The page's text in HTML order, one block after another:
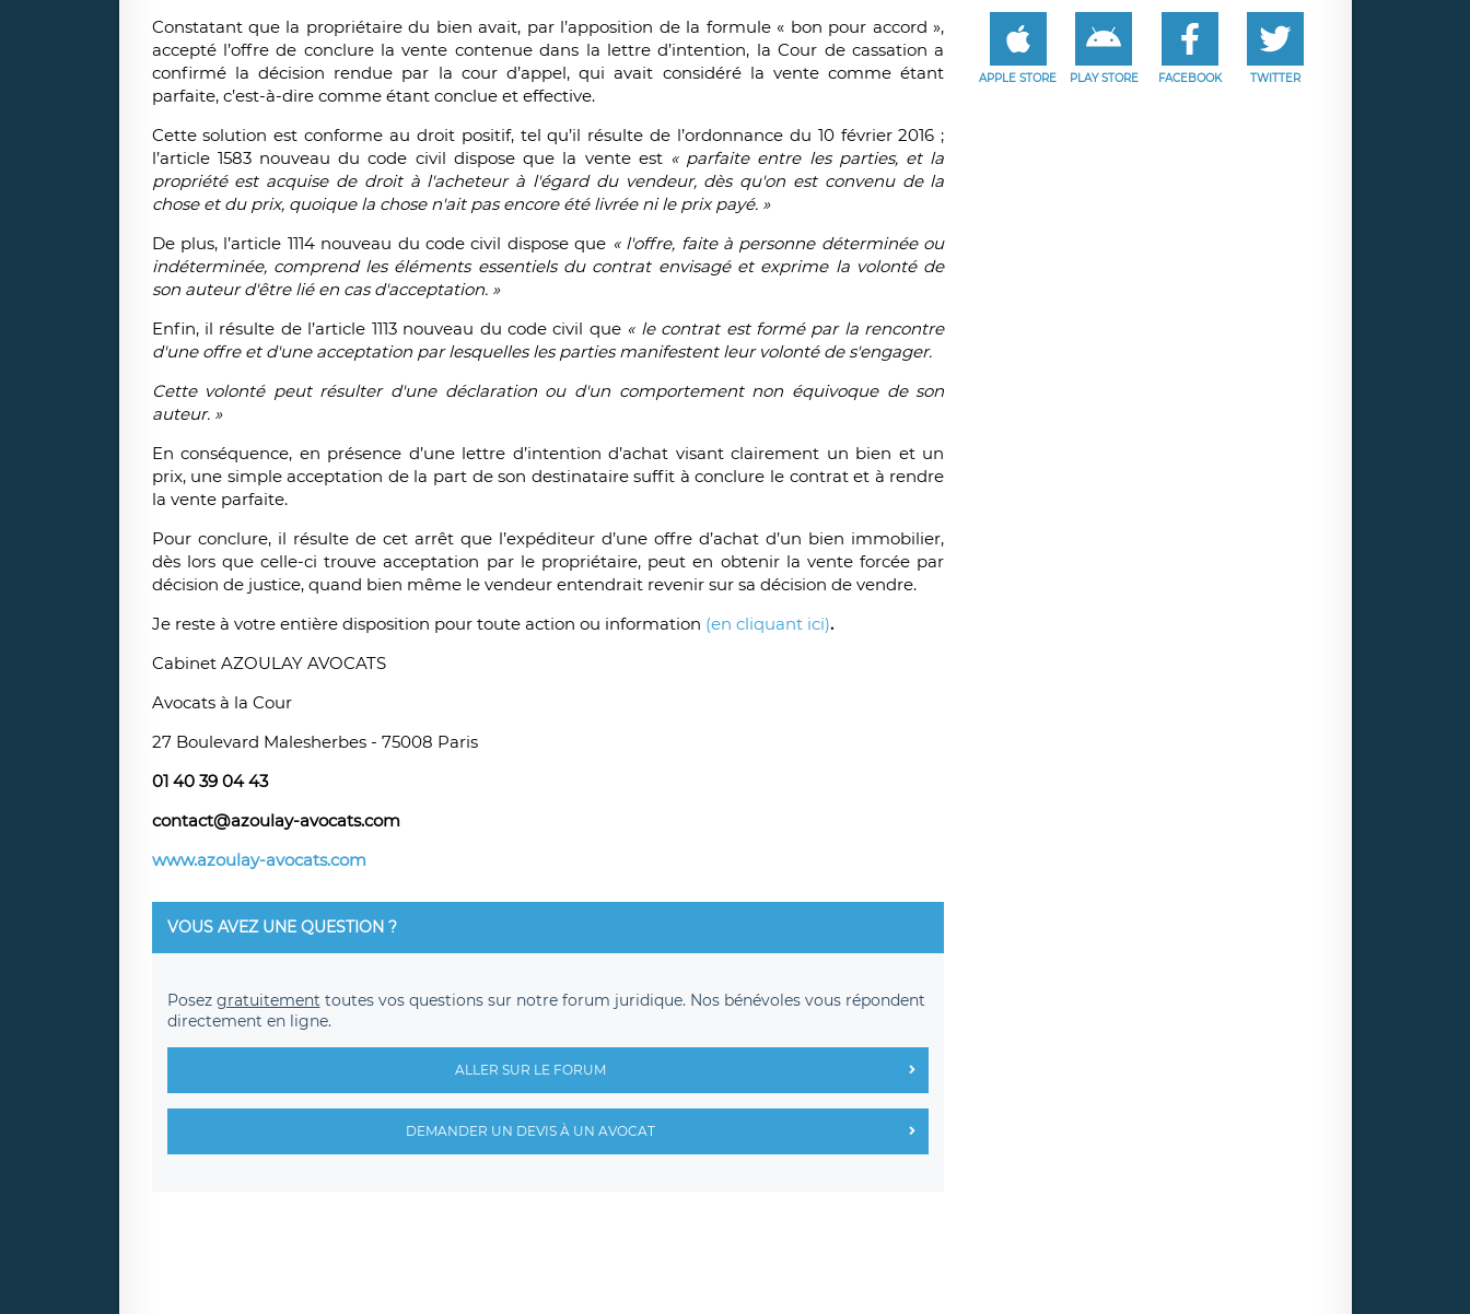
Constatant que la propriétaire du bien avait, par l’apposition de la formule « bon pour accord »,
accepté l’offre de conclure la vente contenue dans la lettre d’intention, la Cour de cassation a
confirmé la décision rendue par la cour d’appel, qui avait considéré la vente comme étant
parfaite, c’est-à-dire comme étant conclue et effective.
Cette solution est conforme au droit positif, tel qu’il résulte de l’ordonnance du 10 février 2016 ;
l’article 1583 nouveau du code civil dispose que la vente est « parfaite entre les parties, et la
propriété est acquise de droit à l'acheteur à l'égard du vendeur, dès qu'on est convenu de la
chose et du prix, quoique la chose n'ait pas encore été livrée ni le prix payé. »
De plus, l’article 1114 nouveau du code civil dispose que « l'offre, faite à personne déterminée ou
indéterminée, comprend les éléments essentiels du contrat envisagé et exprime la volonté de
son auteur d'être lié en cas d'acceptation. »
Enfin, il résulte de l’article 1113 nouveau du code civil que « le contrat est formé par la rencontre
d'une offre et d'une acceptation par lesquelles les parties manifestent leur volonté de s'engager.
Cette volonté peut résulter d'une déclaration ou d'un comportement non équivoque de son
auteur. »
En conséquence, en présence d’une lettre d’intention d’achat visant clairement un bien et un
prix, une simple acceptation de la part de son destinataire suffit à conclure le contrat et à rendre
la vente parfaite.
Pour conclure, il résulte de cet arrêt que l’expéditeur d’une offre d’achat d’un bien immobilier,
dès lors que celle-ci trouve acceptation par le propriétaire, peut en obtenir la vente forcée par
décision de justice, quand bien même le vendeur entendrait revenir sur sa décision de vendre.
Je reste à votre entière disposition pour toute action ou information (en cliquant ici).
Cabinet AZOULAY AVOCATS
Avocats à la Cour
27 Boulevard Malesherbes - 75008 Paris
01 40 39 04 43
contact@azoulay-avocats.com
www.azoulay-avocats.com
VOUS AVEZ UNE QUESTION ?
Posez gratuitement toutes vos questions sur notre forum juridique. Nos bénévoles vous répondent
directement en ligne.
ALLER SUR LE FORUM
DEMANDER UN DEVIS À UN AVOCAT
APPLE STORE PLAY STORE FACEBOOK TWITTER